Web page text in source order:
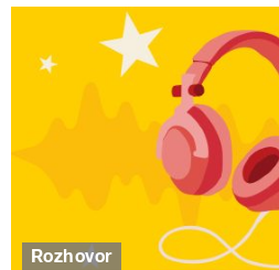
Rozhovor